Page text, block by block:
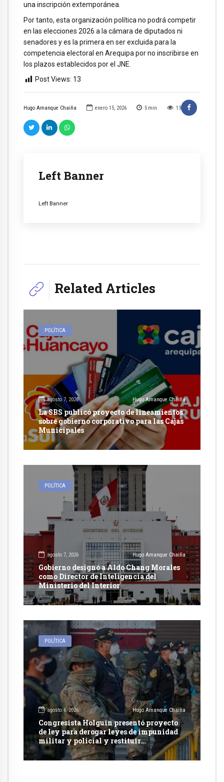
Hugo Amanque Chaiña enero 15, 2026 5 min 13
Left Banner
Left Banner
una inscripción extemporánea.
Por tanto, esta organización política no podrá competir
en las elecciones 2026 a la cámara de diputados ni
senadores y es la primera en ser excluida para la
competencia electoral en Arequipa por no inscribirse en
los plazos establecidos por el JNE.
Post Views: 13
Related Articles
POLÍTICA
agosto 7, 2026 Hugo Amanque Chaiña
La SBS publicó proyecto de lineamientos
sobre gobierno corporativo para las Cajas
Municipales
POLÍTICA
agosto 7, 2026 Hugo Amanque Chaiña
Gobierno designó a Aldo Chang Morales
como Director de Inteligencia del
Ministerio del Interior
POLÍTICA
agosto 6, 2026 Hugo Amanque Chaiña
Congresista Holguín presentó proyecto
de ley para derogar leyes de impunidad
militar y policial y restituir
competencia de justicia ordinaria